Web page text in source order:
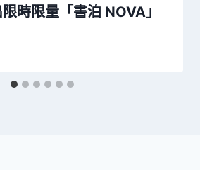
時限量「書泊 NOVA」